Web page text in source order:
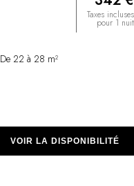
Taxes incluses
pour 1 nuit
De 22 à 28 m²
VOIR LA DISPONIBILITÉ